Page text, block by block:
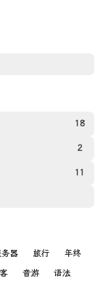
18
2
11
器 旅行
年终
音游 语法